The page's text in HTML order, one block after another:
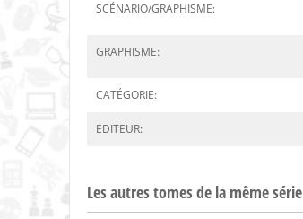
SCÉNARIO/GRAPHISME:
GRAPHISME:
CATÉGORIE:
EDITEUR:
Les autres tomes de la même série